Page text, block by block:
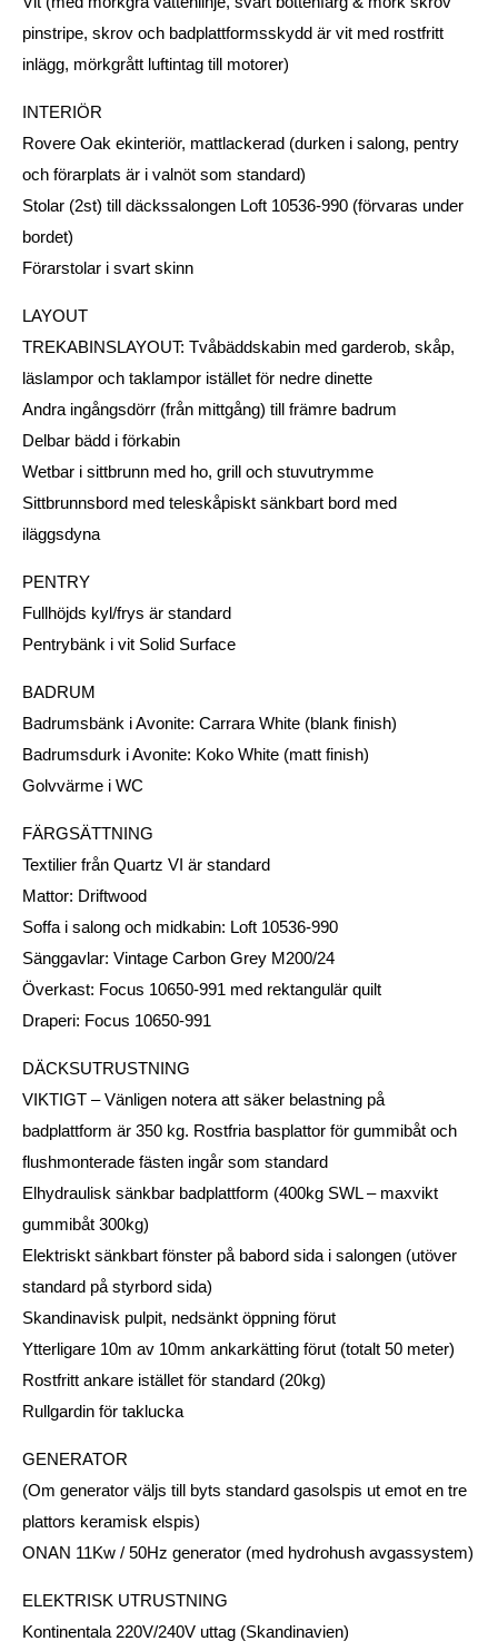
pinstripe, skrov och badplattformsskydd är vit med rostfritt
inlägg, mörkgrått luftintag till motorer)
INTERIÖR
Rovere Oak ekinteriör, mattlackerad (durken i salong, pentry
och förarplats är i valnöt som standard)
Stolar (2st) till däckssalongen Loft 10536-990 (förvaras under
bordet)
Förarstolar i svart skinn
LAYOUT
TREKABINSLAYOUT: Tvåbäddskabin med garderob, skåp,
läslampor och taklampor istället för nedre dinette
Andra ingångsdörr (från mittgång) till främre badrum
Delbar bädd i förkabin
Wetbar i sittbrunn med ho, grill och stuvutrymme
Sittbrunnsbord med teleskåpiskt sänkbart bord med
iläggsdyna
PENTRY
Fullhöjds kyl/frys är standard
Pentrybänk i vit Solid Surface
BADRUM
Badrumsbänk i Avonite: Carrara White (blank finish)
Badrumsdurk i Avonite: Koko White (matt finish)
Golvvärme i WC
FÄRGSÄTTNING
Textilier från Quartz VI är standard
Mattor: Driftwood
Soffa i salong och midkabin: Loft 10536-990
Sänggavlar: Vintage Carbon Grey M200/24
Överkast: Focus 10650-991 med rektangulär quilt
Draperi: Focus 10650-991
DÄCKSUTRUSTNING
VIKTIGT – Vänligen notera att säker belastning på
badplattform är 350 kg. Rostfria basplattor för gummibåt och
flushmonterade fästen ingår som standard
Elhydraulisk sänkbar badplattform (400kg SWL – maxvikt
gummibåt 300kg)
Elektriskt sänkbart fönster på babord sida i salongen (utöver
standard på styrbord sida)
Skandinavisk pulpit, nedsänkt öppning förut
Ytterligare 10m av 10mm ankarkätting förut (totalt 50 meter)
Rostfritt ankare istället för standard (20kg)
Rullgardin för taklucka
GENERATOR
(Om generator väljs till byts standard gasolspis ut emot en tre
plattors keramisk elspis)
ONAN 11Kw / 50Hz generator (med hydrohush avgassystem)
ELEKTRISK UTRUSTNING
Kontinentala 220V/240V uttag (Skandinavien)